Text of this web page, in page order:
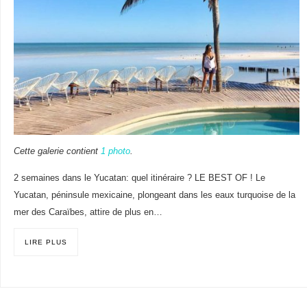
Cette galerie contient 1 photo.
2 semaines dans le Yucatan: quel itinéraire ? LE BEST OF ! Le
Yucatan, péninsule mexicaine, plongeant dans les eaux turquoise de la
mer des Caraïbes, attire de plus en…
LIRE PLUS